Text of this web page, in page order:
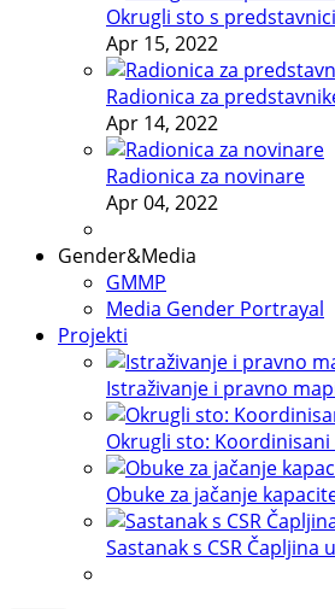
Okrugli sto s
Apr 15, 2022
Radionica za
Apr 14, 2022
Radionica za novinare
Apr 04, 2022
Gender&Media
GMMP
Media Gender Portrayal
Projekti
Istraživanje i pravno
Okrugli sto:
Obuke za jačanje
Sastanak s CSR Čapljina